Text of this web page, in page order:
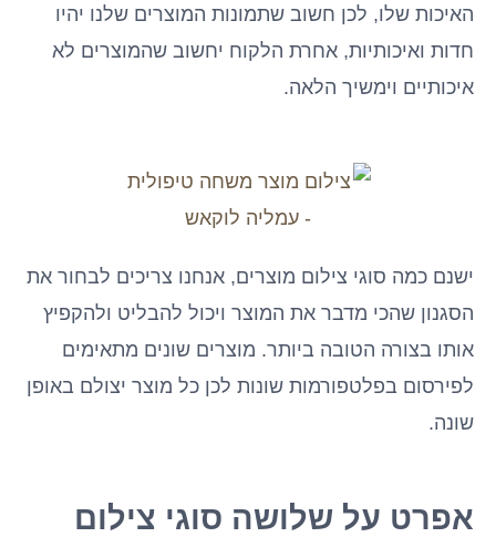
האיכות שלו, לכן חשוב שתמונות המוצרים שלנו יהיו
חדות ואיכותיות, אחרת הלקוח יחשוב שהמוצרים לא
איכותיים וימשיך הלאה.
ישנם כמה סוגי צילום מוצרים, אנחנו צריכים לבחור את
הסגנון שהכי מדבר את המוצר ויכול להבליט ולהקפיץ
אותו בצורה הטובה ביותר. מוצרים שונים מתאימים
לפירסום בפלטפורמות שונות לכן כל מוצר יצולם באופן
שונה.
אפרט על שלושה סוגי צילום